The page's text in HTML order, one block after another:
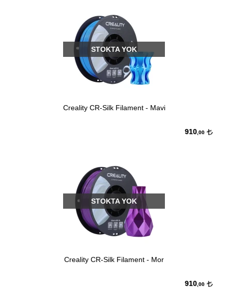
STOKTA YOK
Creality CR-Silk Filament - Mavi
910 ,00
STOKTA YOK
Creality CR-Silk Filament - Mor
910 ,00